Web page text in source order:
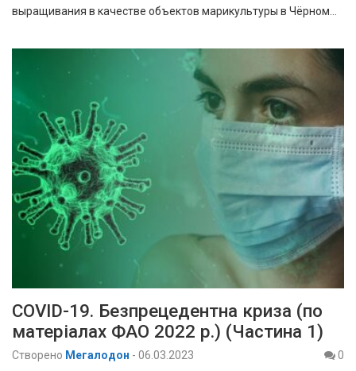
выращивания в качестве объектов марикультуры в Чёрном…
COVID-19. Безпрецедентна криза (по
матеріалах ФАО 2022 р.) (Частина 1)
Створено Мегалодон - 06.03.2023
0